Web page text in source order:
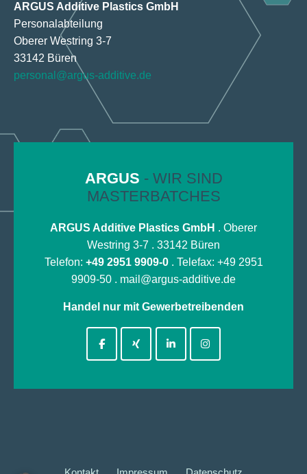
ARGUS Additive Plastics GmbH
Personalabteilung
Oberer Westring 3-7
33142 Büren
personal@argus-additive.de
ARGUS - WIR SIND
MASTERBATCHES
ARGUS Additive Plastics GmbH . Oberer
Westring 3-7 . 33142 Büren
Telefon: +49 2951 9909-0. Telefax: +49 2951
9909-50 . mail@argus-additive.de
Handel nur mit Gewerbetreibenden